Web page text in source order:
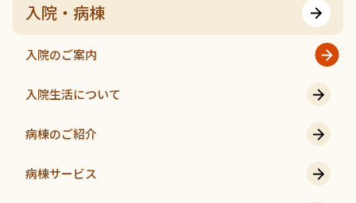
入院・病棟
入院のご案内
入院生活について
病棟のご紹介
病棟サービス